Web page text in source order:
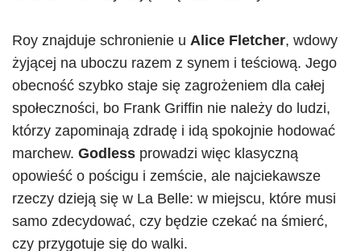
Roy znajduje schronienie u Alice Fletcher, wdowy
żyjącej na uboczu razem z synem i teściową. Jego
obecność szybko staje się zagrożeniem dla całej
społeczności, bo Frank Griffin nie należy do ludzi,
którzy zapominają zdradę i idą spokojnie hodować
marchew. Godless prowadzi więc klasyczną
opowieść o pościgu i zemście, ale najciekawsze
rzeczy dzieją się w La Belle: w miejscu, które musi
samo zdecydować, czy będzie czekać na śmierć,
czy przygotuje się do walki.